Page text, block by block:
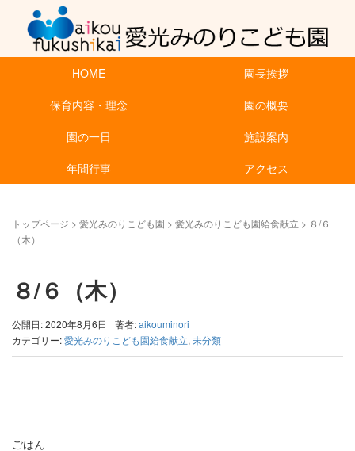
HOME
園長挨拶
保育内容・理念
園の概要
園の一日
施設案内
年間行事
アクセス
トップページ > 愛光みのりこども園 > 愛光みのりこども園給食献立 > ８/６
（木）
８/６（木）
公開日: 2020年8月6日 著者:aikouminori
カテゴリー:愛光みのりこども園給食献立, 未分類
ごはん